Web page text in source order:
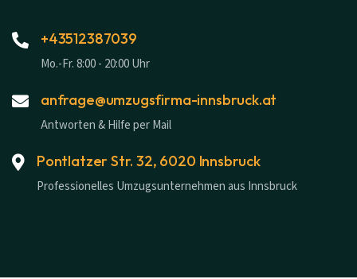
+43512387039
Mo.-Fr. 8:00 - 20:00 Uhr
anfrage@umzugsfirma-innsbruck.at
Antworten & Hilfe per Mail
Pontlatzer Str. 32, 6020 Innsbruck
Professionelles Umzugsunternehmen aus Innsbruck